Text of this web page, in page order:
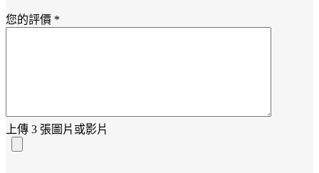
您的評價 *
上傳 3 張圖片或影片